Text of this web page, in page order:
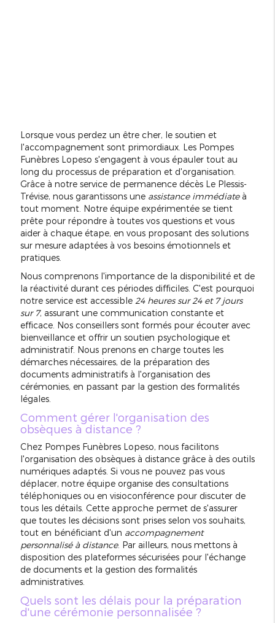
Lorsque vous perdez un être cher, le soutien et
l'accompagnement sont primordiaux. Les Pompes
Funèbres Lopeso s'engagent à vous épauler tout au
long du processus de préparation et d'organisation.
Grâce à notre service de permanence décès Le Plessis-
Trévise, nous garantissons une assistance immédiateà
tout moment. Notre équipe expérimentée se tient
prête pour répondre à toutes vos questions et vous
aider à chaque étape, en vous proposant des solutions
sur mesure adaptées à vos besoins émotionnels et
pratiques.
Nous comprenons l'importance de la disponibilité et de
la réactivité durant ces périodes difficiles. C'est pourquoi
notre service est accessible 24 heures sur 24 et 7 jours
sur 7, assurant une communication constante et
efficace. Nos conseillers sont formés pour écouter avec
bienveillance et offrir un soutien psychologique et
administratif. Nous prenons en charge toutes les
démarches nécessaires, de la préparation des
documents administratifs à l'organisation des
cérémonies, en passant par la gestion des formalités
légales.
Comment gérer l'organisation des
obsèques à distance ?
Chez Pompes Funèbres Lopeso, nous facilitons
l'organisation des obsèques à distance grâce à des outils
numériques adaptés. Si vous ne pouvez pas vous
déplacer, notre équipe organise des consultations
téléphoniques ou en visioconférence pour discuter de
tous les détails. Cette approche permet de s'assurer
que toutes les décisions sont prises selon vos souhaits,
tout en bénéficiant d'un accompagnement
personnalisé à distance. Par ailleurs, nous mettons à
disposition des plateformes sécurisées pour l'échange
de documents et la gestion des formalités
administratives.
Quels sont les délais pour la préparation
d'une cérémonie personnalisée ?